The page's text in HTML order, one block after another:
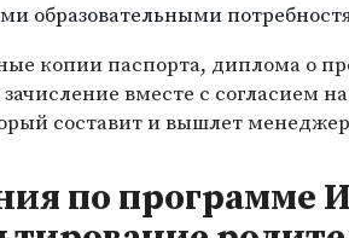
образовательными
копии паспорта, диплома о
вместе с согласием
составит и вышлет
по